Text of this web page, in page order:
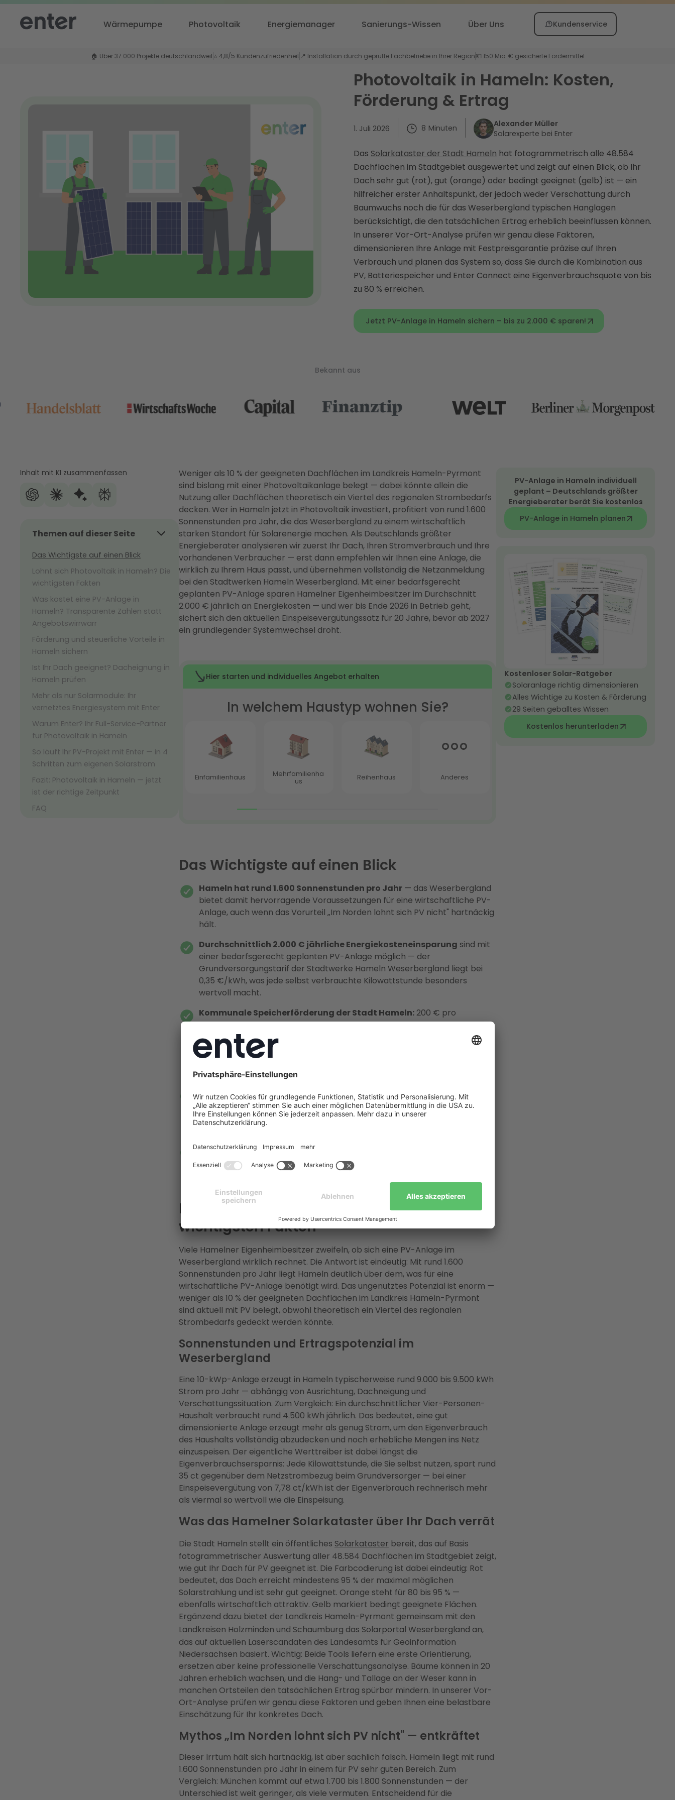
Wärmepumpe Photovoltaik Energiemanager Sanierungs-Wissen Über Uns Kundenservice
🏠 Über 37.000 Projekte deutschlandweit⭐ 4,8/5 Kundenzufriedenheit 📍 Installation durch geprüfte Fachbetriebe in Ihrer Region💶 150 Mio. € gesicherte Fördermittel
Photovoltaik in Hameln: Kosten,
Förderung & Ertrag
1. Juli 2026 8 Minuten
Alexander Müller
Solarexperte bei Enter
Das Solarkataster der Stadt Hameln hat fotogrammetrisch alle 48.584
Dachflächen im Stadtgebiet ausgewertet und zeigt auf einen Blick, ob Ihr
Dach sehr gut (rot), gut (orange) oder bedingt geeignet (gelb) ist — ein
hilfreicher erster Anhaltspunkt, der jedoch weder Verschattung durch
Baumwuchs noch die für das Weserbergland typischen Hanglagen
berücksichtigt, die den tatsächlichen Ertrag erheblich beeinflussen können.
In unserer Vor-Ort-Analyse prüfen wir genau diese Faktoren,
dimensionieren Ihre Anlage mit Festpreisgarantie präzise auf Ihren
Verbrauch und planen das System so, dass Sie durch die Kombination aus
PV, Batteriespeicher und Enter Connect eine Eigenverbrauchsquote von bis
zu 80 % erreichen.
Jetzt PV-Anlage in Hameln sichern – bis zu 2.000 € sparen!
Bekannt aus
Inhalt mit KI zusammenfassen
Themen auf dieser Seite
Das Wichtigste auf einen Blick
Lohnt sich Photovoltaik in Hameln? Die
wichtigsten Fakten
Was kostet eine PV-Anlage in
Hameln? Transparente Zahlen statt
Angebotswirrwarr
Förderung und steuerliche Vorteile in
Hameln sichern
Ist Ihr Dach geeignet? Dacheignung in
Hameln prüfen
Mehr als nur Solarmodule: Ihr
vernetztes Energiesystem mit Enter
Warum Enter? Ihr Full-Service-Partner
für Photovoltaik in Hameln
So läuft Ihr PV-Projekt mit Enter — in 4
Schritten zum eigenen Solarstrom
Fazit: Photovoltaik in Hameln — jetzt
ist der richtige Zeitpunkt
FAQ
Weniger als 10 % der geeigneten Dachflächen im Landkreis Hameln-Pyrmont
sind bislang mit einer Photovoltaikanlage belegt — dabei könnte allein die
Nutzung aller Dachflächen theoretisch ein Viertel des regionalen Strombedarfs
decken. Wer in Hameln jetzt in Photovoltaik investiert, profitiert von rund 1.600
Sonnenstunden pro Jahr, die das Weserbergland zu einem wirtschaftlich
starken Standort für Solarenergie machen. Als Deutschlands größter
Energieberater analysieren wir zuerst Ihr Dach, Ihren Stromverbrauch und Ihre
vorhandenen Verbraucher — erst dann empfehlen wir Ihnen eine Anlage, die
wirklich zu Ihrem Haus passt, und übernehmen vollständig die Netzanmeldung
bei den Stadtwerken Hameln Weserbergland. Mit einer bedarfsgerecht
geplanten PV-Anlage sparen Hamelner Eigenheimbesitzer im Durchschnitt
2.000 € jährlich an Energiekosten — und wer bis Ende 2026 in Betrieb geht,
sichert sich den aktuellen Einspeisevergütungssatz für 20 Jahre, bevor ab 2027
ein grundlegender Systemwechsel droht.
Das Wichtigste auf einen Blick
Hameln hat rund 1.600 Sonnenstunden pro Jahr — das Weserbergland
bietet damit hervorragende Voraussetzungen für eine wirtschaftliche PV-
Anlage, auch wenn das Vorurteil „Im Norden lohnt sich PV nicht" hartnäckig
hält.
Durchschnittlich 2.000 € jährliche Energiekosteneinsparung sind mit
einer bedarfsgerecht geplanten PV-Anlage möglich — der
Grundversorgungstarif der Stadtwerke Hameln Weserbergland liegt bei
0,35 €/kWh, was jede selbst verbrauchte Kilowattstunde besonders
wertvoll macht.
Kommunale Speicherförderung der Stadt Hameln:200 € pro
angefangener kWh Speicherkapazität, maximal 1.000 € — die Vergabe
erfolgt nach dem Windhundprinzip. Seit Januar 2026 werden auch Plug &
Play-Speicher mit bis zu 500 € gefördert. Diese Förderung muss
eigenständig bei der Abteilung Klimaschutz der Stadt Hameln beantragt
werden.
Zeitfenster bis Ende 2026 nutzen:Die aktuelle Einspeisevergütung von
7,78 ct/kWh (Teileinspeisung, bis 10 kWp) gilt für 20 Jahre ab
Inbetriebnahme. Ab August 2026 sinkt der Satz um 1 %, und ab Januar 2027
droht der Wegfall der festen Vergütung für Neuanlagen unter 25 kWp.
Enter ist Deutschlands größter Energieberater
Service-Anbieter die gesamte Planung, die Netzanmeldung bei den
Stadtwerken Hameln Weserbergland sowie den KfW-Förderprozess — mit
Festpreisgarantie und 2 Jahren Vor-Ort-Wartung inklusive.
Lohnt sich Photovoltaik in Hameln? Die
wichtigsten Fakten
Viele Hamelner Eigenheimbesitzer zweifeln, ob sich eine PV-Anlage im
Weserbergland wirklich rechnet. Die Antwort ist eindeutig: Mit rund 1.600
Sonnenstunden pro Jahr liegt Hameln deutlich über dem, was für eine
wirtschaftliche PV-Anlage benötigt wird. Das ungenutztes Potenzial ist enorm —
weniger als 10 % der geeigneten Dachflächen im Landkreis Hameln-Pyrmont
sind aktuell mit PV belegt, obwohl theoretisch ein Viertel des regionalen
Strombedarfs gedeckt werden könnte.
Sonnenstunden und Ertragspotenzial im
Weserbergland
Eine 10-kWp-Anlage erzeugt in Hameln typischerweise rund 9.000 bis 9.500 kWh
Strom pro Jahr — abhängig von Ausrichtung, Dachneigung und
Verschattungssituation. Zum Vergleich: Ein durchschnittlicher Vier-Personen-
Haushalt verbraucht rund 4.500 kWh jährlich. Das bedeutet, eine gut
dimensionierte Anlage erzeugt mehr als genug Strom, um den Eigenverbrauch
des Haushalts vollständig abzudecken und noch erhebliche Mengen ins Netz
einzuspeisen. Der eigentliche Werttreiber ist dabei längst die
Eigenverbrauchsersparnis: Jede Kilowattstunde, die Sie selbst nutzen, spart rund
35 ct gegenüber dem Netzstrombezug beim Grundversorger — bei einer
Einspeisevergütung von 7,78 ct/kWh ist der Eigenverbrauch rechnerisch mehr
als viermal so wertvoll wie die Einspeisung.
Was das Hamelner Solarkataster über Ihr Dach verrät
Die Stadt Hameln stellt ein öffentliches Solarkataster bereit, das auf Basis
fotogrammetrischer Auswertung aller 48.584 Dachflächen im Stadtgebiet zeigt,
wie gut Ihr Dach für PV geeignet ist. Die Farbcodierung ist dabei eindeutig: Rot
bedeutet, das Dach erreicht mindestens 95 % der maximal möglichen
Solarstrahlung und ist sehr gut geeignet. Orange steht für 80 bis 95 % —
ebenfalls wirtschaftlich attraktiv. Gelb markiert bedingt geeignete Flächen.
Ergänzend dazu bietet der Landkreis Hameln-Pyrmont gemeinsam mit den
Landkreisen Holzminden und Schaumburg das Solarportal Weserbergland an,
das auf aktuellen Laserscandaten des Landesamts für Geoinformation
Niedersachsen basiert. Wichtig: Beide Tools liefern eine erste Orientierung,
ersetzen aber keine professionelle Verschattungsanalyse. Bäume können in 20
Jahren erheblich wachsen, und die Hang- und Tallage an der Weser kann in
manchen Ortsteilen den tatsächlichen Ertrag spürbar mindern. In unserer Vor-
Ort-Analyse prüfen wir genau diese Faktoren und geben Ihnen eine belastbare
Einschätzung für Ihr konkretes Dach.
Mythos „Im Norden lohnt sich PV nicht" — entkräftet
Dieser Irrtum hält sich hartnäckig, ist aber sachlich falsch. Hameln liegt mit rund
1.600 Sonnenstunden pro Jahr in einem für PV sehr guten Bereich. Zum
Vergleich: München kommt auf etwa 1.700 bis 1.800 Sonnenstunden — der
Unterschied ist weit geringer, als viele vermuten. Entscheidend für die
PV-Anlage in Hameln individuell
geplant – Deutschlands größter
Energieberater berät Sie kostenlos
PV-Anlage in Hameln planen
Kostenloser Solar-Ratgeber
Solaranlage richtig dimensionieren
Alles Wichtige zu Kosten & Förderung
29 Seiten geballtes Wissen
Kostenlos herunterladen